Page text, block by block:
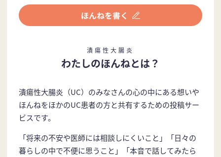
潰瘍性大腸炎
わたしのほんねとは？
潰瘍性大腸炎（UC）のみなさんの心の中にある想いや
ほんねをほかのUC患者の方と共有するための投稿サー
ビスです。
「将来の不安や医師には相談しにくいこと」「日々の
暮らしの中で不便に思うこと」「本音で話してみたら